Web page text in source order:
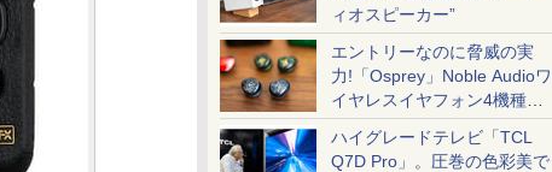
ィオスピーカー”
エントリーなのに脅威の実
力!「Osprey」Noble Audioワ
イヤレスイヤフォン4機種を
一気に聴く
ハイグレードテレビ「TCL
Q7D Pro」。圧巻の色彩美で